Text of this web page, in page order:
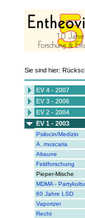
Sie sind hier:
EV 4 - 2007
EV 3 - 2006
EV 2 - 2004
EV 1 - 2003
Psilocin/Medizin
A. muscaria
Alraune
Feldforschung
Pieper-Mische
MDMA -
60 Jahre LSD
Vaporizer
Recht